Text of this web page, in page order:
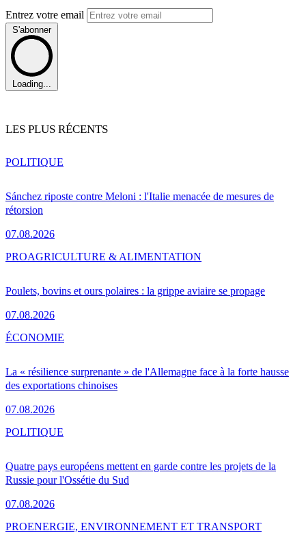
Entrez votre email
S'abonner
Loading...
LES PLUS RÉCENTS
Sánchez riposte contre Meloni : l'Italie menacée de mesures de
rétorsion
07.08.2026
POLITIQUE
Poulets, bovins et ours polaires : la grippe aviaire se propage
07.08.2026
PROAGRICULTURE & ALIMENTATION
La « résilience surprenante » de l'Allemagne face à la forte hausse
des exportations chinoises
07.08.2026
ÉCONOMIE
Quatre pays européens mettent en garde contre les projets de la
Russie pour l'Ossétie du Sud
07.08.2026
POLITIQUE
PROENERGIE, ENVIRONNEMENT ET TRANSPORT